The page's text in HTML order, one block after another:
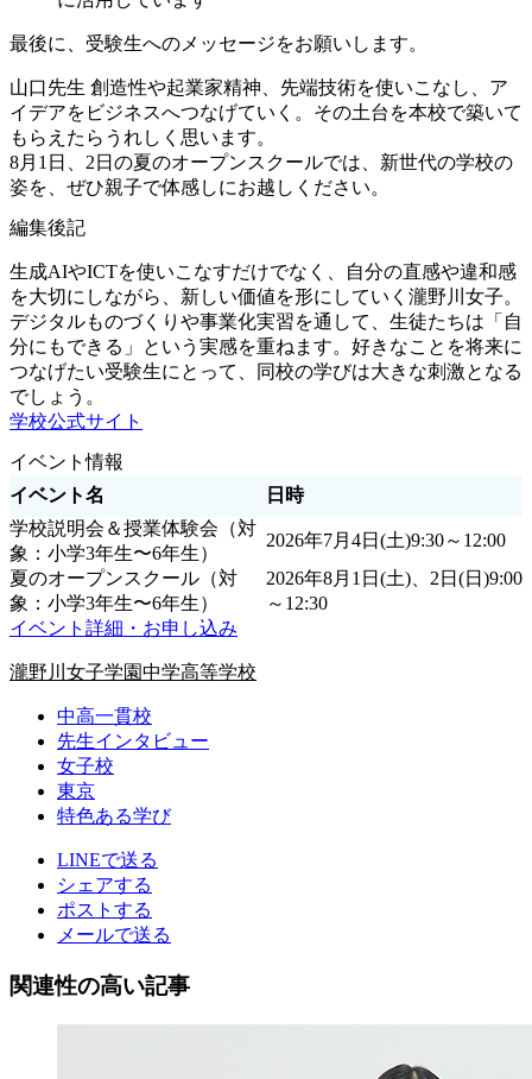
最後に、受験生へのメッセージをお願いします。
山口先生 創造性や起業家精神、先端技術を使いこなし、ア
イデアをビジネスへつなげていく。その土台を本校で築いて
もらえたらうれしく思います。
8月1日、2日の夏のオープンスクールでは、新世代の学校の
姿を、ぜひ親子で体感しにお越しください。
編集後記
生成AIやICTを使いこなすだけでなく、自分の直感や違和感
を大切にしながら、新しい価値を形にしていく瀧野川女子。
デジタルものづくりや事業化実習を通して、生徒たちは「自
分にもできる」という実感を重ねます。好きなことを将来に
つなげたい受験生にとって、同校の学びは大きな刺激となる
でしょう。
学校公式サイト
イベント情報
イベント名
日時
学校説明会＆授業体験会（対
象：小学3年生〜6年生）
2026年7月4日(土)9:30～12:00
夏のオープンスクール（対
象：小学3年生〜6年生）
2026年8月1日(土)、2日(日)9:00
～12:30
イベント詳細・お申し込み
瀧野川女子学園中学高等学校
中高一貫校
先生インタビュー
女子校
東京
特色ある学び
LINEで送る
シェアする
ポストする
メールで送る
関連性の高い記事